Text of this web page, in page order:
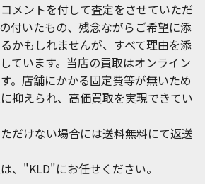
メントを付して査定をさせていただ
付いたもの、残念ながらご希望に添
かもしれませんが、すべて理由を添
ています。当店の買取はオンライン
。店舗にかかる固定費等が無いため
抑えられ、高価買取を実現できてい
だけない場合には送料無料にて返送
、"KLD"にお任せください。